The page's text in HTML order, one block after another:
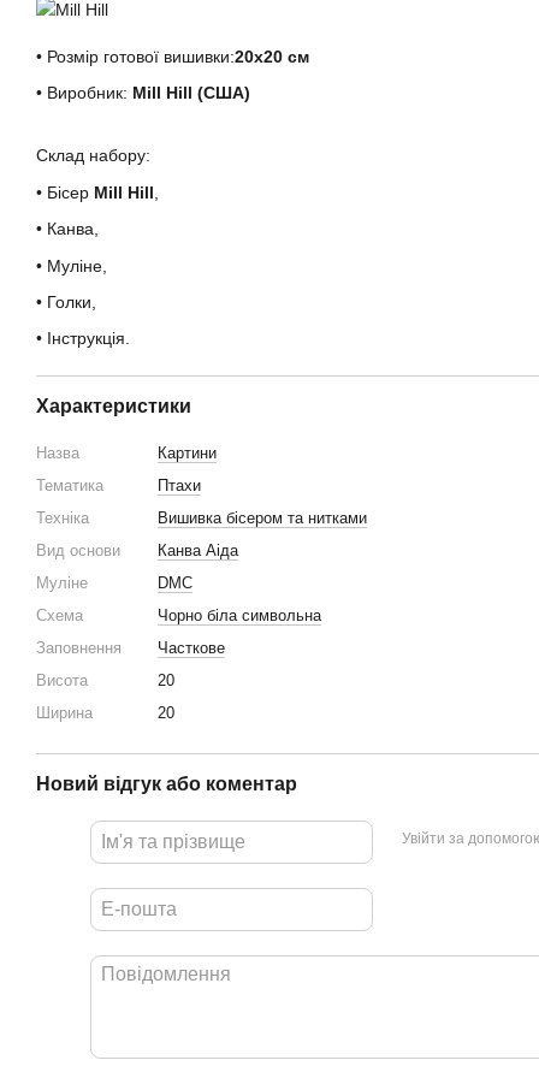
• Розмір готової вишивки:20х20 см
• Виробник: Mill Hill (США)
Склад набору:
• Бісер Mill Hill
• Канва,
• Муліне,
• Голки,
• Інструкція.
Характеристики
Назва
Картини
Тематика
Птахи
Техніка
Вишивка бісером та нитками
Вид основи
Канва Аіда
Муліне
DMC
Схема
Чорно біла символьна
Заповнення
Часткове
Висота
20
Ширина
20
Новий відгук або коментар
Увійти за